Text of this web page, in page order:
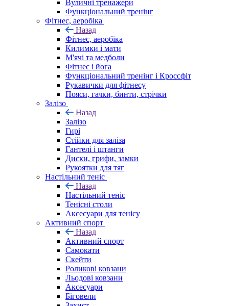
Вуличні тренажери
Функціональний тренінг
Фітнес, аеробіка
Назад
Фітнес, аеробіка
Килимки і мати
М'ячі та медболи
Фітнес і йога
Функціональний тренінг і Кроссфіт
Рукавички для фітнесу
Пояси, гачки, бинти, стрічки
Залізо
Назад
Залізо
Гирі
Стійки для заліза
Гантелі і штанги
Диски, грифи, замки
Рукоятки для тяг
Настільний теніс
Назад
Настільний теніс
Тенісні столи
Аксесуари для тенісу
Активний спорт
Назад
Активний спорт
Самокати
Скейти
Роликові ковзани
Льодові ковзани
Аксесуари
Біговели